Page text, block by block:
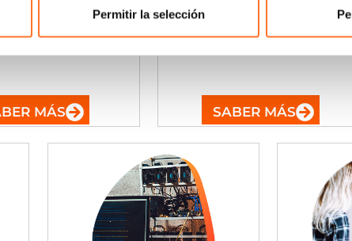
Permitir la selección
Físico
MÁS
Administración y
Finanzas
SABER MÁS